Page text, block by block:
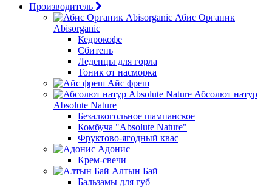
Производитель
Абис Органик
Abisorganic
Кедрокофе
Сбитень
Леденцы для горла
Тоник от насморка
Айс фреш
Абсолют натур
Absolute Nature
Безалкогольное шампанское
Комбуча "Absolute Nature"
Фруктово-ягодный квас
Адонис
Крем-свечи
Алтын Бай
Бальзамы для губ